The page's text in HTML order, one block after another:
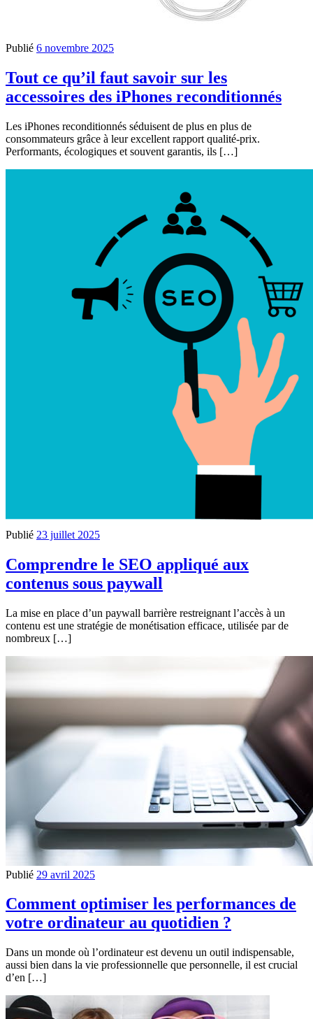
Publié 6 novembre 2025
Tout ce qu’il faut savoir sur les
accessoires des iPhones reconditionnés
Les iPhones reconditionnés séduisent de plus en plus de
consommateurs grâce à leur excellent rapport qualité-prix.
Performants, écologiques et souvent garantis, ils […]
Publié 23 juillet 2025
Comprendre le SEO appliqué aux
contenus sous paywall
La mise en place d’un paywall barrière restreignant l’accès à un
contenu est une stratégie de monétisation efficace, utilisée par de
nombreux […]
Publié 29 avril 2025
Comment optimiser les performances de
votre ordinateur au quotidien ?
Dans un monde où l’ordinateur est devenu un outil indispensable,
aussi bien dans la vie professionnelle que personnelle, il est crucial
d’en […]